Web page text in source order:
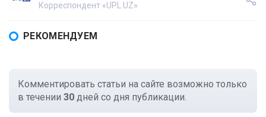
Корреспондент «UPL.UZ»
РЕКОМЕНДУЕМ
Комментировать статьи на сайте возможно только
в течении 30 дней со дня публикации.